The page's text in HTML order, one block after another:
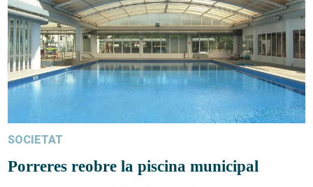
SOCIETAT
Porreres reobre la piscina municipal